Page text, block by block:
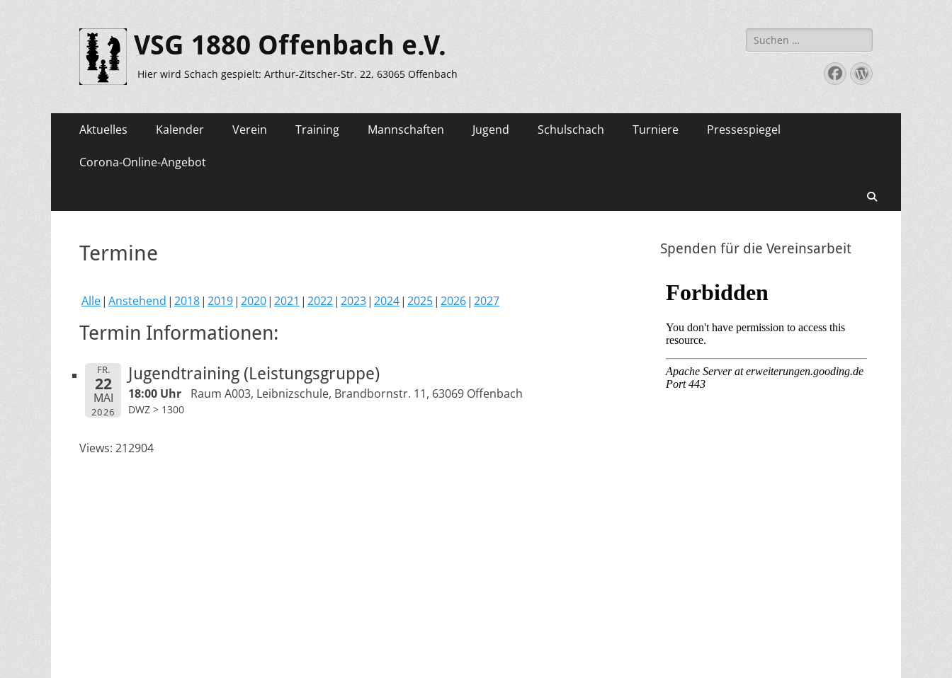
VSG 1880 Offenbach e.V.
Hier wird Schach gespielt: Arthur-Zitscher-Str. 22, 63065 Offenbach
Suche
nach:
Facebook
WordPress
Primäres
Zum
Inhalt
springen
Aktuelles Kalender Verein Training Mannschaften Jugend Schulschach Turniere Pressespiegel
Corona-Online-Angebot
Termine
Alle Anstehend 2018 2019 2020 2021 2022 2023 2024 2025 2026 2027
Termin Informationen:
FR.
22
MAI
2026
Jugendtraining (Leistungsgruppe)
18:00 Uhr Raum A003, Leibnizschule, Brandbornstr. 11, 63069 Offenbach
DWZ > 1300
Views: 212904
Spenden für die Vereinsarbeit